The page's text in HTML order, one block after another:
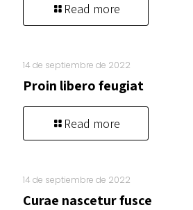
Read more
14 de septiembre de 2022
Proin libero feugiat
Read more
14 de septiembre de 2022
Curae nascetur fusce